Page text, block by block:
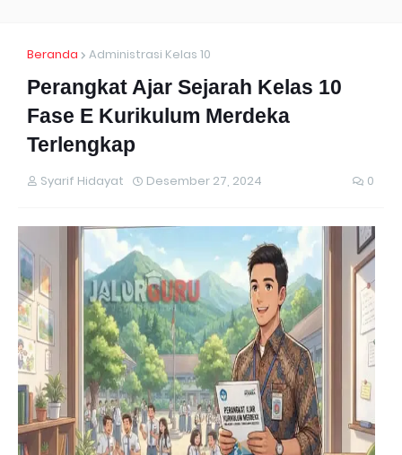
Beranda Administrasi Kelas 10
Perangkat Ajar Sejarah Kelas 10
Fase E Kurikulum Merdeka
Terlengkap
Syarif Hidayat Desember 27, 2024 0